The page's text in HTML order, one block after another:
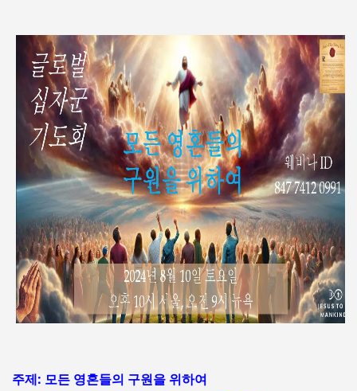
주제: 모든 영혼들의 구원을 위하여